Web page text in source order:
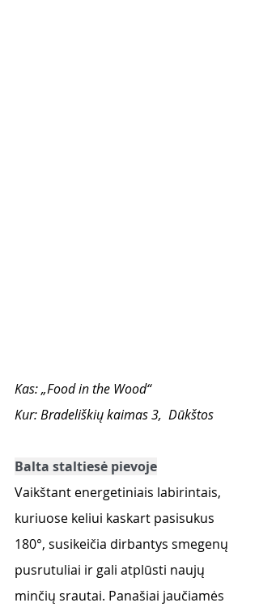
Kas: „Food in the Wood“
Kur: Bradeliškių kaimas 3,  Dūkštos
Balta staltiesė pievoje
Vaikštant energetiniais labirintais,
kuriuose keliui kaskart pasisukus
180°, susikeičia dirbantys smegenų
pusrutuliai ir gali atplūsti naujų
minčių srautai. Panašiai jaučiamės